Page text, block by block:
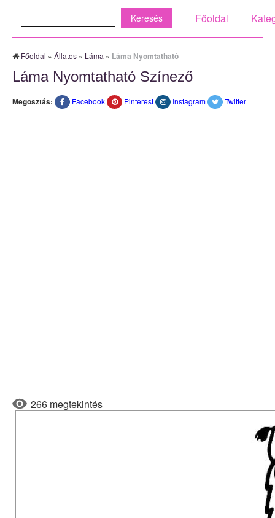
Főoldal
Főoldal » Állatos » Láma » Láma Nyomtatható
Láma Nyomtatható Színező
Megosztás: Facebook Pinterest Instagram Twitter
266 megtekintés